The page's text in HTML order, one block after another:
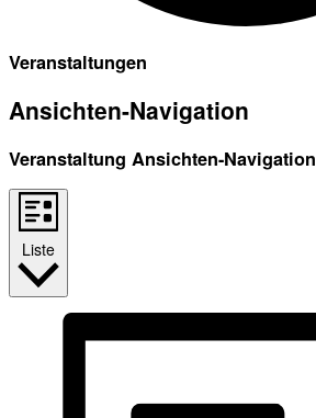
Veranstaltungen
Ansichten-Navigation
Veranstaltung Ansichten-Navigation
Liste